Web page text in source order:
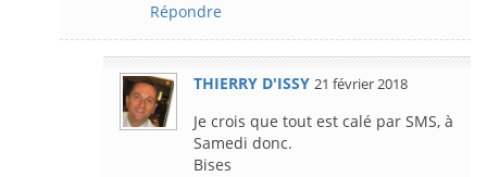
Répondre
THIERRY D'ISSY 21 février 2018
Je crois que tout est calé par SMS, à
Samedi donc.
Bises